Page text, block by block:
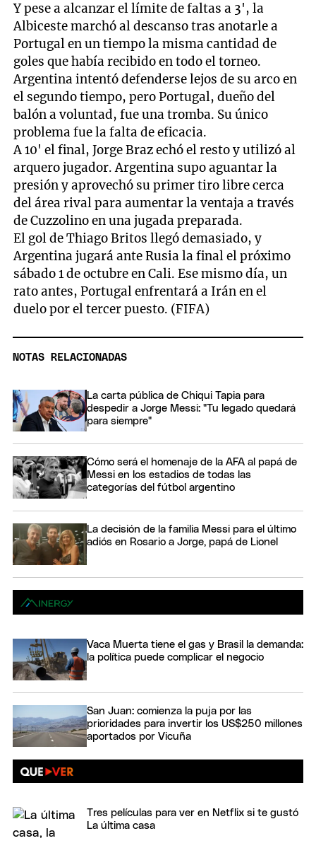
Y pese a alcanzar el límite de faltas a 3', la
Albiceste marchó al descanso tras anotarle a
Portugal en un tiempo la misma cantidad de
goles que había recibido en todo el torneo.
Argentina intentó defenderse lejos de su arco en
el segundo tiempo, pero Portugal, dueño del
balón a voluntad, fue una tromba. Su único
problema fue la falta de eficacia.
A 10' el final, Jorge Braz echó el resto y utilizó al
arquero jugador. Argentina supo aguantar la
presión y aprovechó su primer tiro libre cerca
del área rival para aumentar la ventaja a través
de Cuzzolino en una jugada preparada.
El gol de Thiago Britos llegó demasiado, y
Argentina jugará ante Rusia la final el próximo
sábado 1 de octubre en Cali. Ese mismo día, un
rato antes, Portugal enfrentará a Irán en el
duelo por el tercer puesto. (FIFA)
NOTAS RELACIONADAS
La carta pública de Chiqui Tapia para
despedir a Jorge Messi: "Tu legado quedará
para siempre"
Cómo será el homenaje de la AFA al papá de
Messi en los estadios de todas las
categorías del fútbol argentino
La decisión de la familia Messi para el último
adiós en Rosario a Jorge, papá de Lionel
Vaca Muerta tiene el gas y Brasil la demanda:
la política puede complicar el negocio
San Juan: comienza la puja por las
prioridades para invertir los US$250 millones
aportados por Vicuña
Tres películas para ver en Netflix si te gustó
La última casa